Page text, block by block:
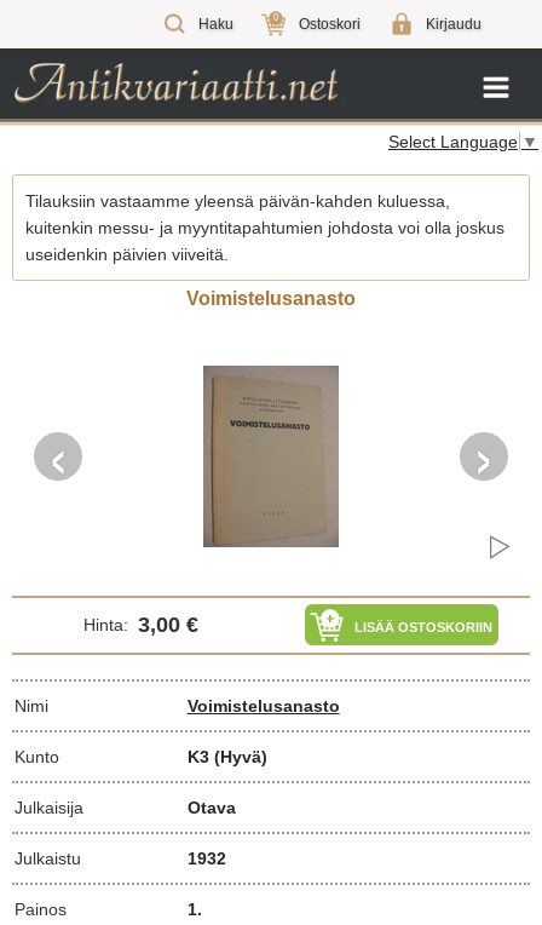
Haku 0 Ostoskori Kirjaudu
Select Language ▼
Tilauksiin vastaamme yleensä päivän-kahden kuluessa,
kuitenkin messu- ja myyntitapahtumien johdosta voi olla joskus
useidenkin päivien viiveitä.
Voimistelusanasto
‹ ›
Hinta: 3,00 € LISÄÄ OSTOSKORIIN
Nimi Voimistelusanasto
Kunto K3 (Hyvä)
Julkaisija Otava
Julkaistu 1932
Painos 1.